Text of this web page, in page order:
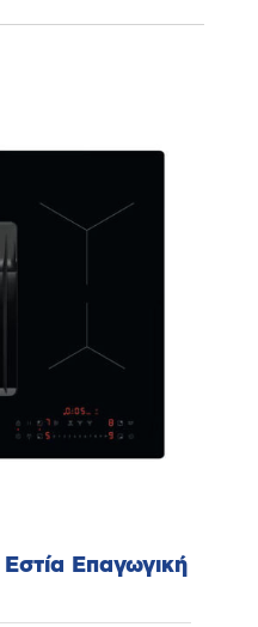
Επαγωγική